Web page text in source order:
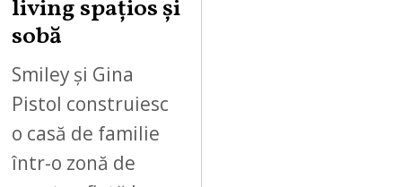
living spațios și
sobă
Smiley și Gina
Pistol construiesc
o casă de familie
într-o zonă de